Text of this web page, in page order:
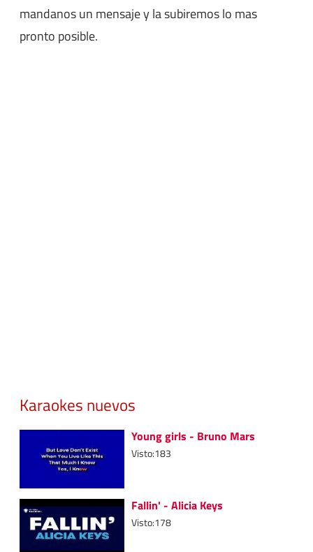
mandanos un mensaje y la subiremos lo mas
pronto posible.
Karaokes nuevos
Young girls - Bruno Mars
Visto:183
Fallin' - Alicia Keys
Visto:178